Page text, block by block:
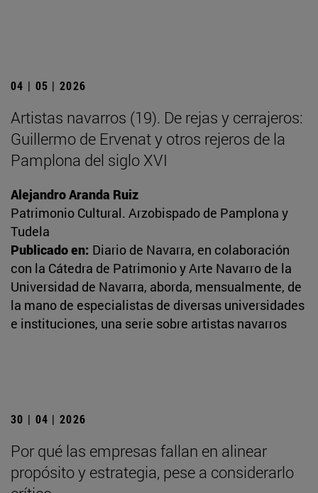
04 | 05 | 2026
Artistas navarros (19). De rejas y cerrajeros:
Guillermo de Ervenat y otros rejeros de la
Pamplona del siglo XVI
Alejandro Aranda Ruiz
Patrimonio Cultural. Arzobispado de Pamplona y
Tudela
Publicado en: Diario de Navarra, en colaboración
con la Cátedra de Patrimonio y Arte Navarro de la
Universidad de Navarra, aborda, mensualmente, de
la mano de especialistas de diversas universidades
e instituciones, una serie sobre artistas navarros
30 | 04 | 2026
Por qué las empresas fallan en alinear
propósito y estrategia, pese a considerarlo